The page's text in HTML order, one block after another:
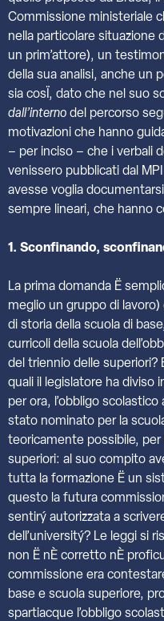
Commissione ministeriale
nella particolare situazione
un prim’attore), un
della sua analisi, anche un
sia cosÏ, dato che nel suo
dall’interno del percorso
motivazioni che hanno
– per inciso – che i verbali
venissero pubblicati dal
avesse voglia
sempre lineari, che hanno
1. Sconfinando,
La prima domanda Ë
meglio un gruppo di
di storia della scuola di
curricoli della scuola
del triennio delle superiori?
quali il legislatore ha diviso
per ora, l’obbligo
stato nominato per la
teoricamente possibile, per
superiori: al suo compito
tutta la formazione Ë un
questo la futura
sentirý autorizzata a
dell’universitý? Le leggi si
non Ë nÈ corretto nÈ
commissione era
base e scuola superiore,
spartiacque l’obbligo